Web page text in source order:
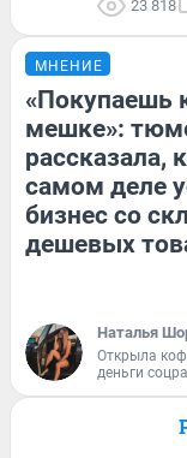
23 818
МНЕНИЕ
«Покупаешь
мешке»:
рассказала,
самом деле
бизнес со
дешевых
Наталья
Открыла
деньги